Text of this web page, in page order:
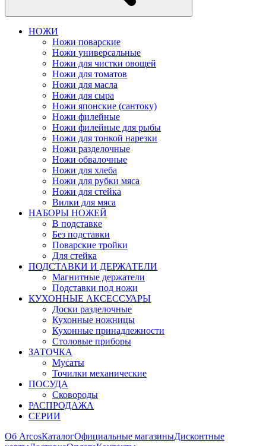
НОЖИ
Ножи поварские
Ножи универсальные
Ножи для чистки овощей
Ножи для томатов
Ножи для масла
Ножи для сыра
Ножи японские (сантоку)
Ножи филейные
Ножи филейные для рыбы
Ножи для тонкой нарезки
Ножи разделочные
Ножи обвалочные
Ножи для хлеба
Ножи для рубки мяса
Ножи для стейка
Вилки для мяса
НАБОРЫ НОЖЕЙ
В подставке
Без подставки
Поварские тройки
Для стейка
ПОДСТАВКИ И ДЕРЖАТЕЛИ
Магнитные держатели
Подставки под ножи
КУХОННЫЕ АКСЕССУАРЫ
Доски разделочные
Кухонные ножницы
Кухонные принадлежности
Столовые приборы
ЗАТОЧКА
Мусаты
Точилки механические
ПОСУДА
Сковороды
РАСПРОДАЖА
СЕРИИ
Об ArcosКаталогОфициальные магазиныДисконтные